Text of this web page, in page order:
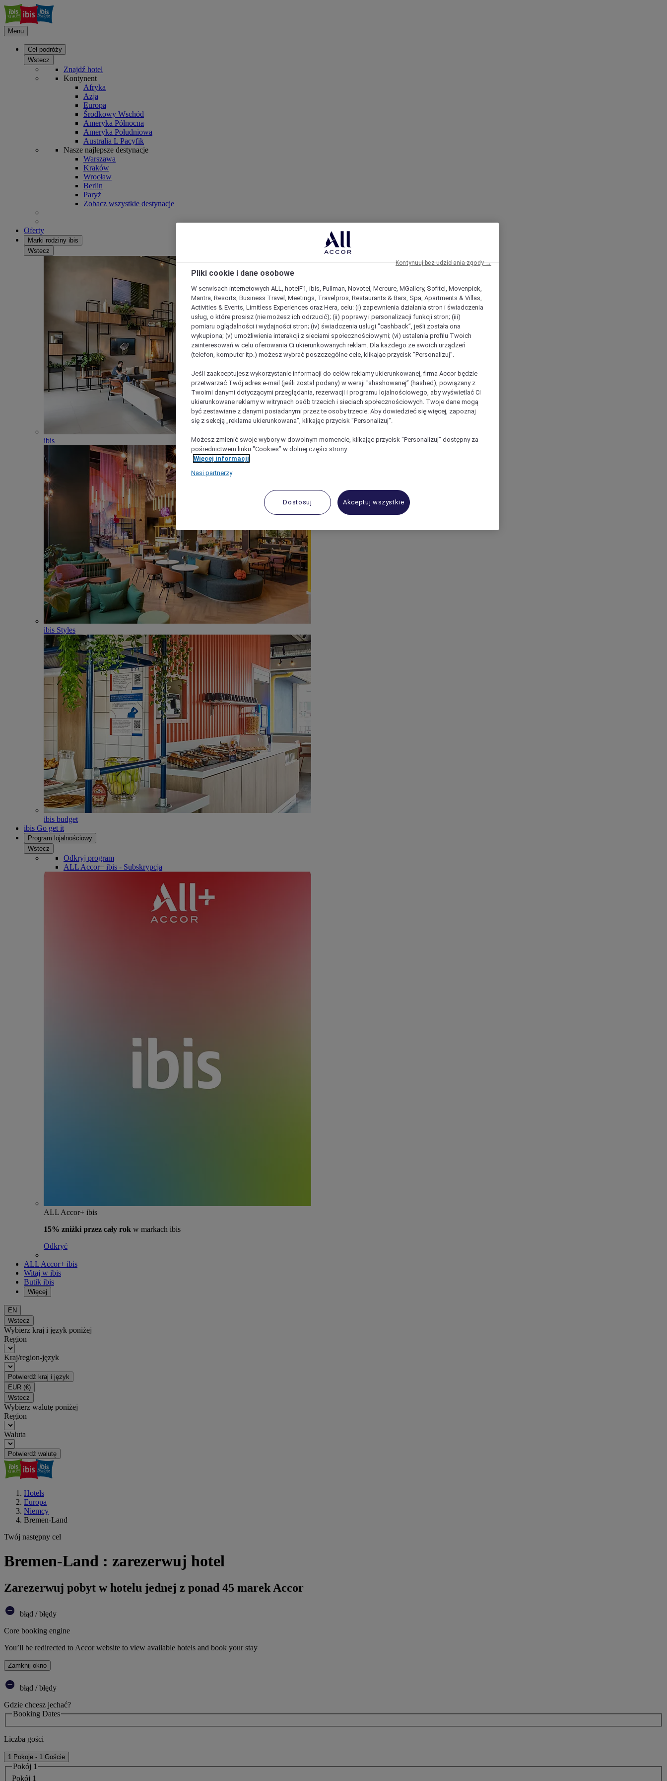
Menu
Cel podróży
Wstecz
Znajdź hotel
Kontynent
Afryka
Azja
Europa
Środkowy Wschód
Ameryka Północna
Ameryka Południowa
Australia L Pacyfik
Nasze najlepsze destynacje
Warszawa
Kraków
Wrocław
Berlin
Paryż
Zobacz wszystkie destynacje
Oferty
Marki rodziny ibis
Wstecz
ibis
ibis Styles
ibis budget
ibis Go get it
Program lojalnościowy
Wstecz
Odkryj program
ALL Accor+ ibis - Subskrypcja
ALL Accor+ ibis
15% zniżki przez cały rok w markach ibis
Odkryć
ALL Accor+ ibis
Witaj w ibis
Butik ibis
Więcej
EN
Wstecz
Wybierz kraj i język poniżej
Region
Kraj/region-język
Potwierdź kraj i język
EUR (€)
Wstecz
Wybierz walutę poniżej
Region
Waluta
Potwierdź walutę
Hotels
Europa
Niemcy
Bremen-Land
Twój następny cel
Bremen-Land : zarezerwuj hotel
Zarezerwuj pobyt w hotelu jednej z ponad 45 marek Accor
błąd / błędy
Core booking engine
You’ll be redirected to Accor website to view available hotels and book your stay
Zamknij okno
błąd / błędy
Gdzie chcesz jechać?
Booking Dates
Liczba gości
1 Pokoje - 1 Goście
Pokój 1
Pokój 1
Pliki cookie i dane osobowe
W serwisach internetowych ALL, hotelF1, ibis, Pullman, Novotel, Mercure, MGallery, Sofitel, Movenpick,
Mantra, Resorts, Business Travel, Meetings, Travelpros, Restaurants & Bars, Spa, Apartments & Villas,
Activities & Events, Limitless Experiences oraz Hera, celu: (i) zapewnienia działania stron i świadczenia
usług, o które prosisz (nie możesz ich odrzucić); (ii) poprawy i personalizacji funkcji stron; (iii)
pomiaru oglądalności i wydajności stron; (iv) świadczenia usługi "cashback”, jeśli została ona
wykupiona; (v) umożliwienia interakcji z sieciami społecznościowymi; (vi) ustalenia profilu Twoich
zainteresowań w celu oferowania Ci ukierunkowanych reklam. Dla każdego ze swoich urządzeń
(telefon, komputer itp.) możesz wybrać poszczególne cele, klikając przycisk "Personalizuj”.
Jeśli zaakceptujesz wykorzystanie informacji do celów reklamy ukierunkowanej, firma Accor będzie
przetwarzać Twój adres e-mail (jeśli został podany) w wersji "shashowanej” (hashed), powiązany z
Twoimi danymi dotyczącymi przeglądania, rezerwacji i programu lojalnościowego, aby wyświetlać Ci
ukierunkowane reklamy w witrynach osób trzecich i sieciach społecznościowych. Twoje dane mogą
być zestawiane z danymi posiadanymi przez te osoby trzecie. Aby dowiedzieć się więcej, zapoznaj
się z sekcją „reklama ukierunkowana”, klikając przycisk "Personalizuj”.
Możesz zmienić swoje wybory w dowolnym momencie, klikając przycisk "Personalizuj” dostępny za
pośrednictwem linku "Cookies” w dolnej części strony.
Więcej informacji
Nasi partnerzy
Dostosuj Akceptuj wszystkie
Kontynuuj bez udzielania zgody →